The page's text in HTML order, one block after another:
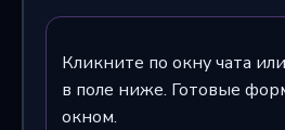
Кликните по окну чата
в поле ниже. Готовые
окном.